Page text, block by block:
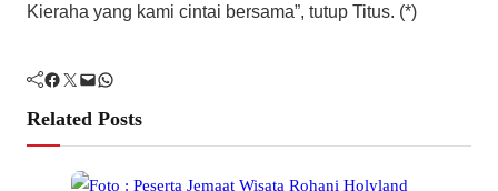
Kieraha yang kami cintai bersama”, tutup Titus. (*)
Facebook Twitter Mail WhatsApp
Related Posts